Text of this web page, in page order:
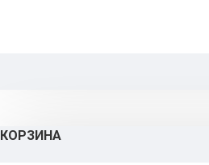
КОРЗИНА